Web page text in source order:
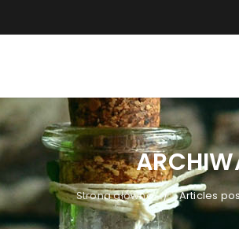
Strona główna / Articles